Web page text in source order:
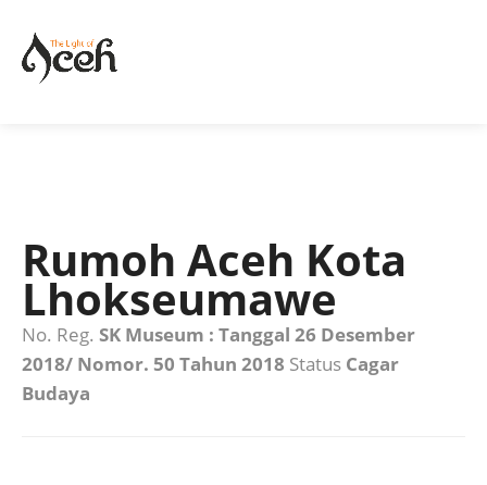
Rumoh Aceh Kota
Lhokseumawe
No. Reg. SK Museum : Tanggal 26 Desember
2018/ Nomor. 50 Tahun 2018 Status Cagar
Budaya